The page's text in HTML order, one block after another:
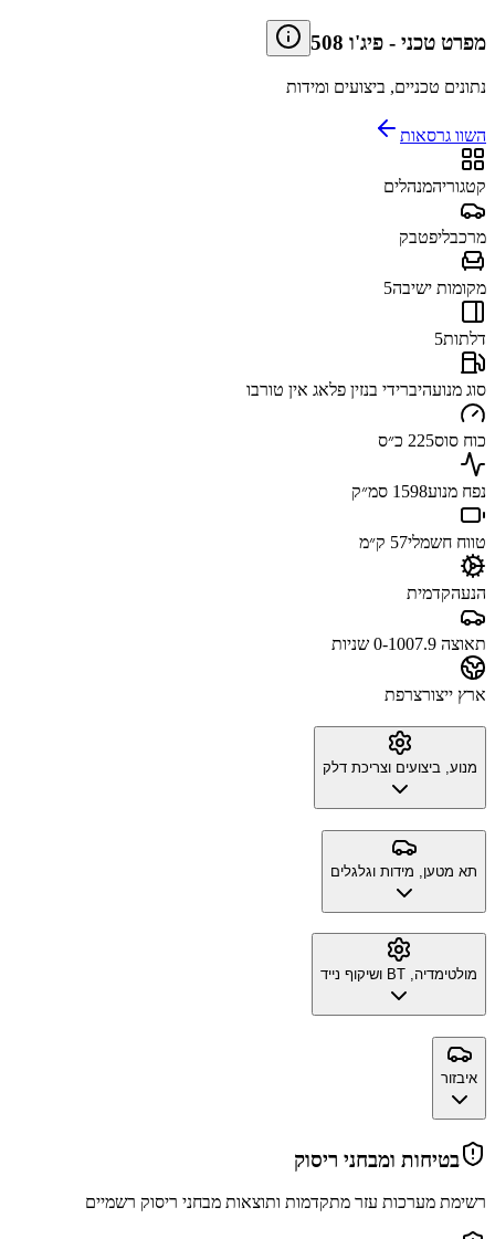
מפרט טכני - פיג'ו 508
נתונים טכניים, ביצועים ומידות
השוו גרסאות
קטגוריהמנהלים
מרכבליפטבק
מקומות ישיבה5
דלתות5
סוג מנועהיברידי בנזין פלאג אין טורבו
כוח סוס225 כ״ס
נפח מנוע1598 סמ״ק
טווח חשמלי57 ק״מ
הנעהקדמית
תאוצה 0-100 7.9 שניות
ארץ ייצורצרפת
מנוע, ביצועים וצריכת דלק
תא מטען, מידות וגלגלים
מולטימדיה, BT ושיקוף נייד
איבזור
בטיחות ומבחני ריסוק
רשימת מערכות עזר מתקדמות ותוצאות מבחני ריסוק רשמיים